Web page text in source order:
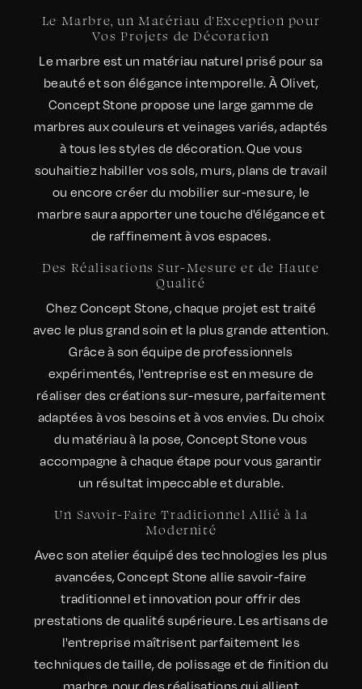
Le Marbre, un Matériau d'Exception pour
Vos Projets de Décoration
Le marbre est un matériau naturel prisé pour sa
beauté et son élégance intemporelle. À Olivet,
Concept Stone propose une large gamme de
marbres aux couleurs et veinages variés, adaptés
à tous les styles de décoration. Que vous
souhaitiez habiller vos sols, murs, plans de travail
ou encore créer du mobilier sur-mesure, le
marbre saura apporter une touche d'élégance et
de raffinement à vos espaces.
Des Réalisations Sur-Mesure et de Haute
Qualité
Chez Concept Stone, chaque projet est traité
avec le plus grand soin et la plus grande attention.
Grâce à son équipe de professionnels
expérimentés, l'entreprise est en mesure de
réaliser des créations sur-mesure, parfaitement
adaptées à vos besoins et à vos envies. Du choix
du matériau à la pose, Concept Stone vous
accompagne à chaque étape pour vous garantir
un résultat impeccable et durable.
Un Savoir-Faire Traditionnel Allié à la
Modernité
Avec son atelier équipé des technologies les plus
avancées, Concept Stone allie savoir-faire
traditionnel et innovation pour offrir des
prestations de qualité supérieure. Les artisans de
l'entreprise maîtrisent parfaitement les
techniques de taille, de polissage et de finition du